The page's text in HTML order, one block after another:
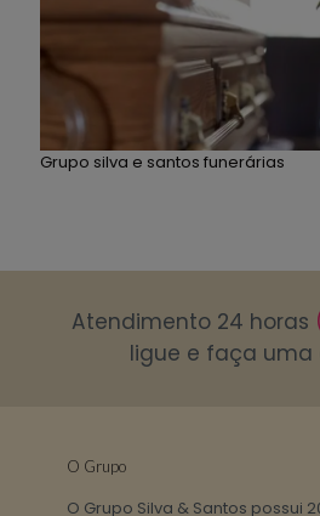
Grupo silva e santos funerárias
Atendimento 24 horas
ligue e faça uma
O Grupo
O Grupo Silva & Santos possui